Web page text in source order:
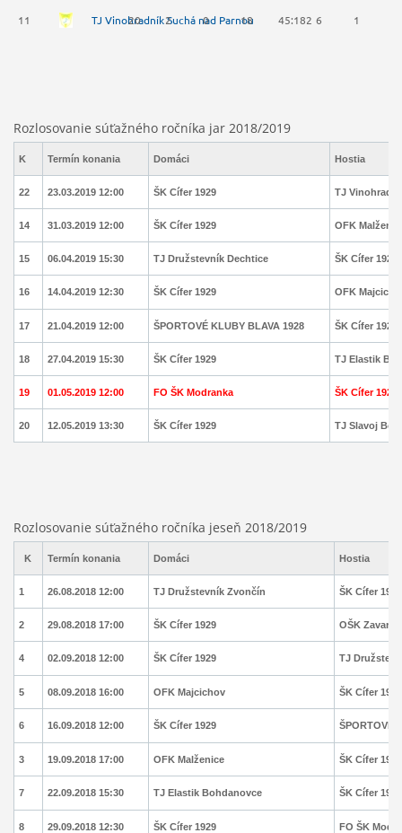
11 TJ Vinohradník Suchá nad Parnou
20 2 0 18 45:182 6 1
Rozlosovanie súťažného ročníka jar 2018/2019
K Termín konania Domáci Hostia
22 23.03.2019 12:00 ŠK Cífer 1929 TJ
14 31.03.2019 12:00 ŠK Cífer 1929 OFK
15 06.04.2019 15:30 TJ Družstevník Dechtice ŠK Cífer 1929
16 14.04.2019 12:30 ŠK Cífer 1929 OFK
17 21.04.2019 12:00 ŠPORTOVÉ KLUBY BLAVA 1928 ŠK Cífer 1929
18 27.04.2019 15:30 ŠK Cífer 1929 TJ Elastik
19 01.05.2019 12:00 FO ŠK Modranka ŠK Cífer 1929
20 12.05.2019 13:30 ŠK Cífer 1929 TJ Slavoj
Rozlosovanie súťažného ročníka jeseň 2018/2019
K Termín konania Domáci Hostia
1 26.08.2018 12:00 TJ Družstevník Zvončín ŠK Cífer 1929
2 29.08.2018 17:00 ŠK Cífer 1929 OŠK Zavar
4 02.09.2018 12:00 ŠK Cífer 1929 TJ
5 08.09.2018 16:00 OFK Majcichov ŠK Cífer 1929
6 16.09.2018 12:00 ŠK Cífer 1929 ŠPORTOVÉ
3 19.09.2018 17:00 OFK Malženice ŠK Cífer 1929
7 22.09.2018 15:30 TJ Elastik Bohdanovce ŠK Cífer 1929
8 29.09.2018 12:30 ŠK Cífer 1929 FO ŠK